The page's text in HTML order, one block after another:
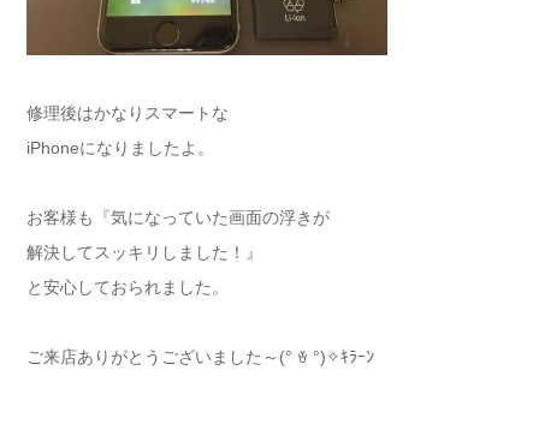
修理後はかなりスマートな
iPhoneになりましたよ。
お客様も『気になっていた画面の浮きが
解決してスッキリしました！』
と安心しておられました。
ご来店ありがとうございました～(° ꈊ °)✧ｷﾗｰﾝ